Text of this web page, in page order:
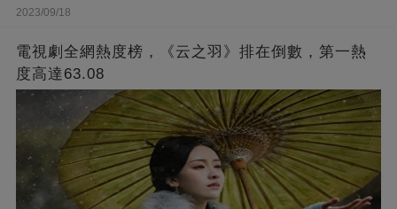
2023/09/18
電視劇全網熱度榜，《云之羽》排在倒數，第一熱
度高達63.08